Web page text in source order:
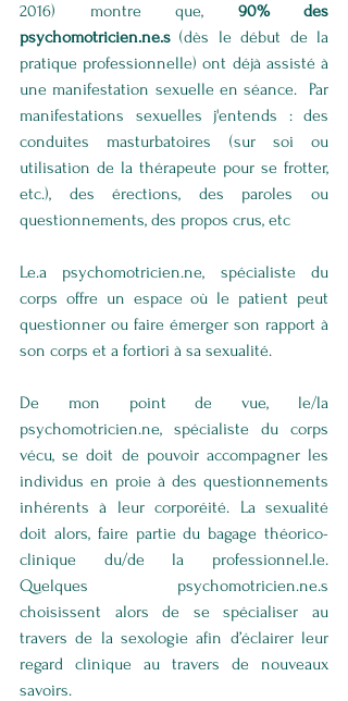
2016) montre que, 90% des
psychomotricien.ne.s (dès le début de la
pratique professionnelle) ont déjà assisté à
une manifestation sexuelle en séance.  Par
manifestations sexuelles j'entends : des
conduites masturbatoires (sur soi ou
utilisation de la thérapeute pour se frotter,
etc.), des érections, des paroles ou
questionnements, des propos crus, etc
Le.a psychomotricien.ne, spécialiste du
corps offre un espace où le patient peut
questionner ou faire émerger son rapport à
son corps et a fortiori à sa sexualité.
De mon point de vue, le/la
psychomotricien.ne, spécialiste du corps
vécu, se doit de pouvoir accompagner les
individus en proie à des questionnements
inhérents à leur corporéité. La sexualité
doit alors, faire partie du bagage théorico-
clinique du/de la professionnel.le.
Quelques psychomotricien.ne.s
choisissent alors de se spécialiser au
travers de la sexologie afin d’éclairer leur
regard clinique au travers de nouveaux
savoirs.